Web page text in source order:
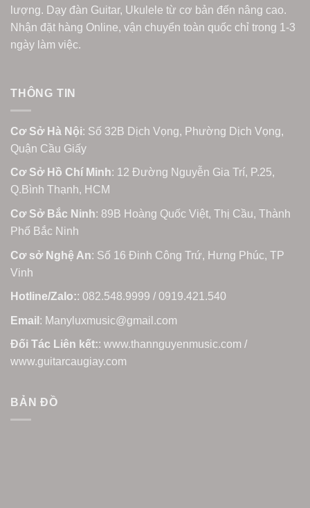
lượng. Dạy đàn Guitar, Ukulele từ cơ bản đến nâng cao.
Nhận đặt hàng Online, vận chuyển toàn quốc chỉ trong 1-3
ngày làm việc.
THÔNG TIN
Cơ Sở Hà Nội: Số 32B Dịch Vọng, Phường Dịch Vọng,
Quận Cầu Giấy
Cơ Sở Hồ Chí Minh: 12 Đường Nguyễn Gia Trí, P.25,
Q.Bình Thạnh, HCM
Cơ Sở Bắc Ninh: 89B Hoàng Quốc Việt, Thị Cầu, Thành
Phố Bắc Ninh
Cơ sở Nghệ An: Số 16 Đinh Công Trứ, Hưng Phúc, TP
Vinh
Hotline/Zalo:: 082.548.9999 / 0919.421.540
Email : Manyluxmusic@gmail.com
Đối Tác Liên kết:: www.thannguyenmusic.com /
www.guitarcaugiay.com
BẢN ĐỒ